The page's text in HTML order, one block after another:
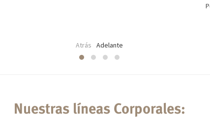
Atrás Adelante
Nuestras líneas Corporales: